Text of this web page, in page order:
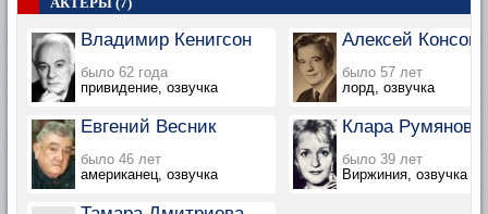
Владимир Кенигсон
было 62 года
привидение, озвучка
Алексей
было 57 лет
лорд, озвучка
Евгений Весник
было 46 лет
американец, озвучка
Клара Румянова
было 39 лет
Виржиния, озвучка